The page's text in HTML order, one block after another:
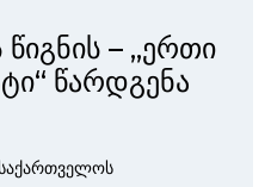
წიგნის – „ერთი
წარდგენა